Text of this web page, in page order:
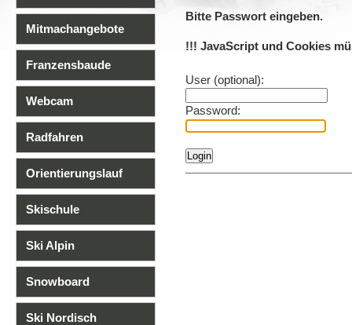
Mitmachangebote
Franzensbaude
Webcam
Radfahren
Orientierungslauf
Skischule
Ski Alpin
Snowboard
Ski Nordisch
Bitte Passwort eingeben.
!!! JavaScript und Cookies
User (optional):
Password: